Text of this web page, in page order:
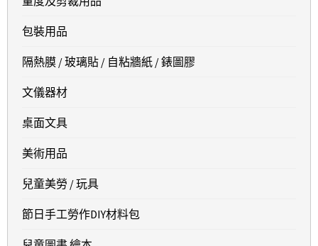
包裝用品
隔熱膜 / 玻璃貼 / 自粘牆紙 / 錶圖膠
文儀器材
桌面文具
美術用品
兒童美勞 / 玩具
節日手工勞作DIY材料包